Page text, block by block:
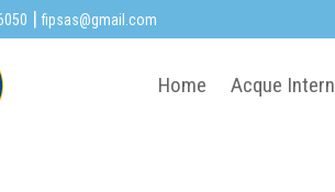
|fipsas@gmail.com
Home Acque